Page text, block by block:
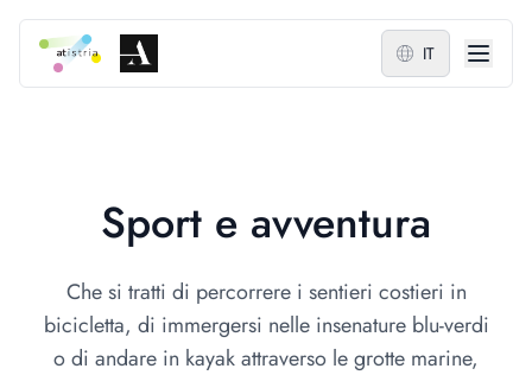
IT
Sport e avventura
Che si tratti di percorrere i sentieri costieri in
bicicletta, di immergersi nelle insenature blu-verdi
o di andare in kayak attraverso le grotte marine,